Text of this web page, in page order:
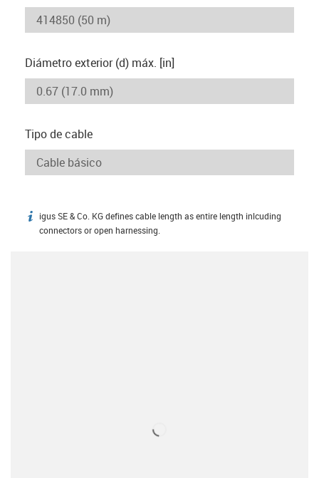
Diámetro exterior (d) máx. [in]
Tipo de cable
igus-icon-info
igus SE & Co. KG defines cable length as entire length inlcuding
connectors or open harnessing.